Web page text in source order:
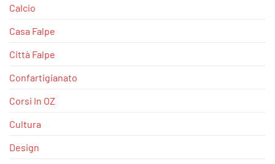
Calcio
Casa Falpe
Città Falpe
Confartigianato
Corsi In OZ
Cultura
Design